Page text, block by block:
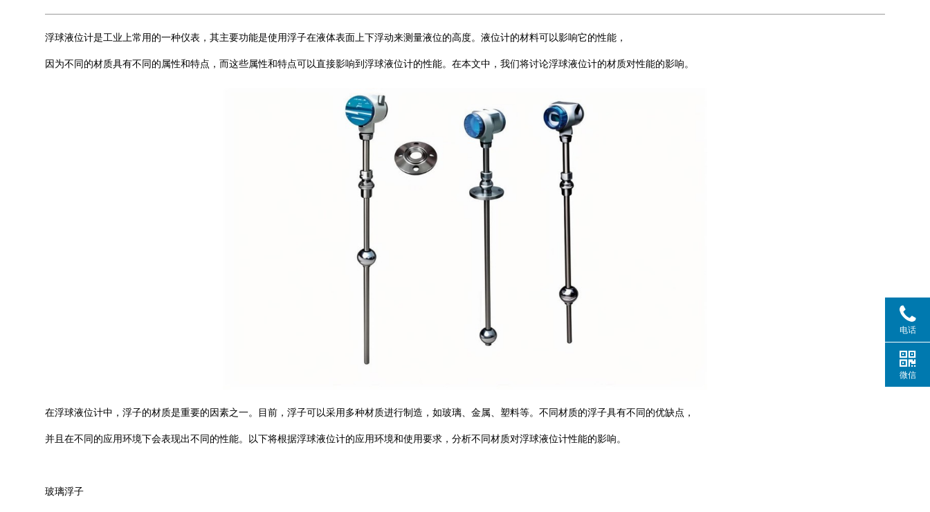
浮球液位计是工业上常用的一种仪表，其主要功能是使用浮子在液体表面上下浮动来测量液位的高度。液位计的材料可以影响它的性能，
因为不同的材质具有不同的属性和特点，而这些属性和特点可以直接影响到浮球液位计的性能。在本文中，我们将讨论浮球液位计的材质对性能的影响。
在浮球液位计中，浮子的材质是重要的因素之一。目前，浮子可以采用多种材质进行制造，如玻璃、金属、塑料等。不同材质的浮子具有不同的优缺点，
并且在不同的应用环境下会表现出不同的性能。以下将根据浮球液位计的应用环境和使用要求，分析不同材质对浮球液位计性能的影响。
玻璃浮子
电话
微信